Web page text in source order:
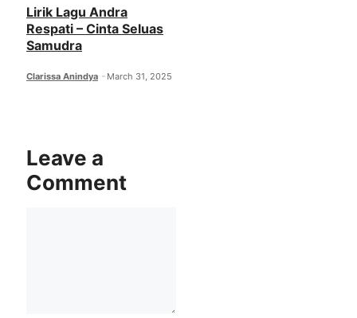
Lirik Lagu Andra
Respati – Cinta Seluas
Samudra
Clarissa Anindya March 31, 2025
Leave a
Comment